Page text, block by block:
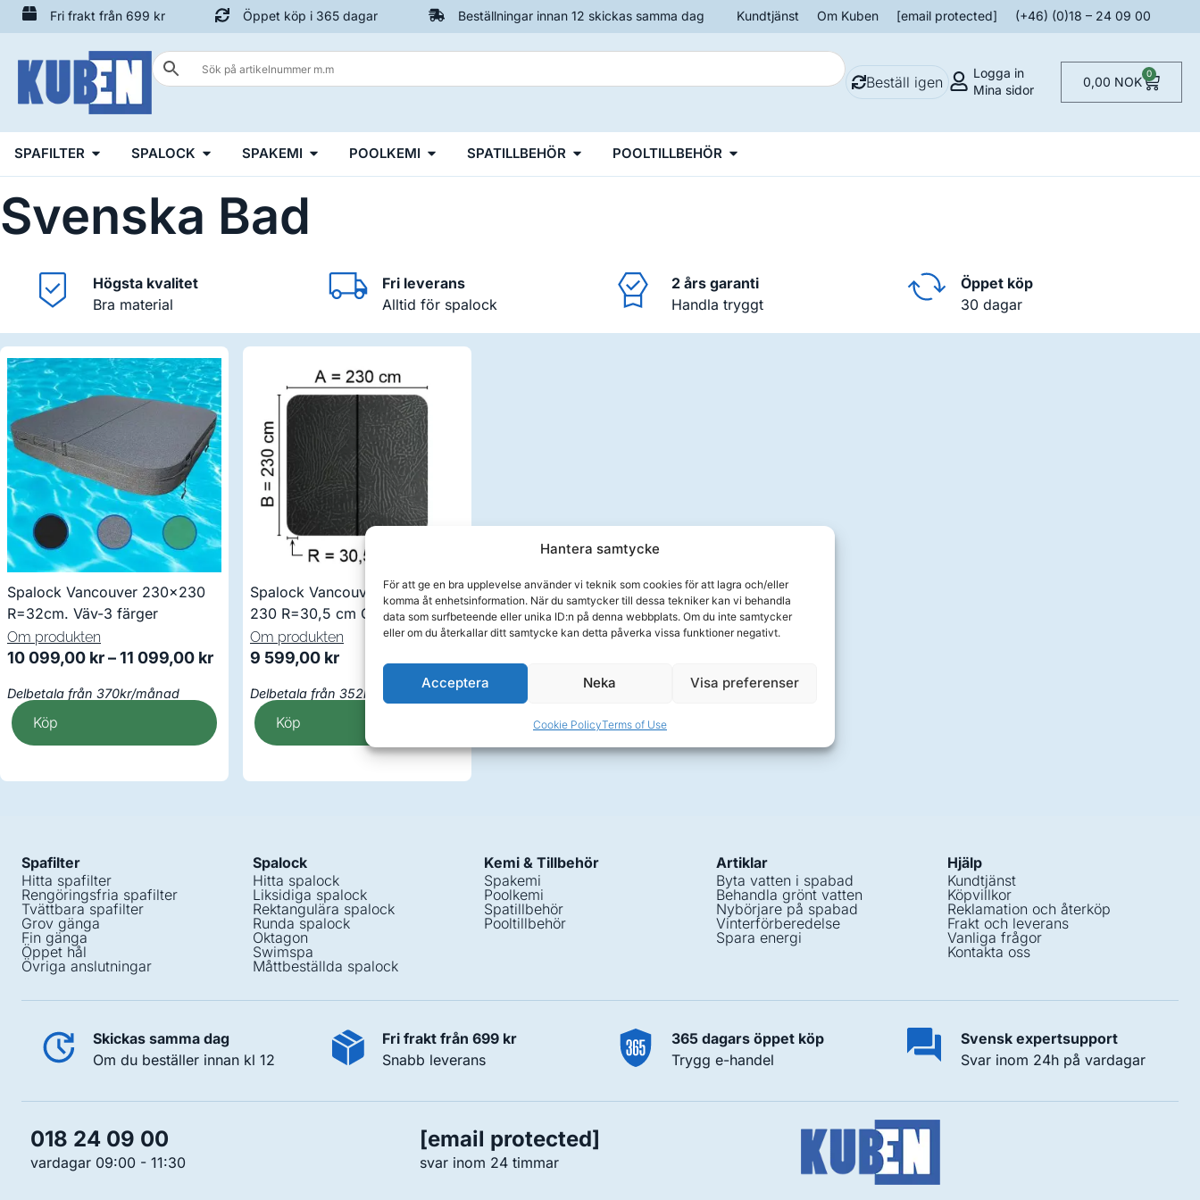
Hantera samtycke
För att ge en bra upplevelse använder vi teknik som cookies för att lagra och/eller
komma åt enhetsinformation. När du samtycker till dessa tekniker kan vi behandla
data som surfbeteende eller unika ID:n på denna webbplats. Om du inte samtycker
eller om du återkallar ditt samtycke kan detta påverka vissa funktioner negativt.
Acceptera Neka Visa preferenser
Cookie PolicyTerms of Use
Fri frakt från 699 kr Öppet köp i 365 dagar Beställningar innan 12 skickas samma dag Kundtjänst Om Kuben [email protected] (+46) (0)18 – 24 09 00
Beställ igen
Logga in
Mina sidor
0,00 NOK
0
SPAFILTER SPALOCK SPAKEMI POOLKEMI SPATILLBEHÖR POOLTILLBEHÖR
Svenska Bad
Högsta kvalitet
Bra material
Fri leverans
Alltid för spalock
2 års garanti
Handla tryggt
Öppet köp
30 dagar
Spalock Vancouver 230×230
R=32cm. Väv-3 färger
Om produkten
10 099,00 kr–11 099,00 kr
Delbetala från 370kr/månad
Köp
Spalock Vancouver m.fl. 230 x
230 R=30,5 cm Grått
Om produkten
9 599,00 kr
Delbetala från 352kr/månad
Köp
Spafilter
Hitta spafilter
Rengöringsfria spafilter
Tvättbara spafilter
Grov gänga
Fin gänga
Öppet hål
Övriga anslutningar
Spalock
Hitta spalock
Liksidiga spalock
Rektangulära spalock
Runda spalock
Oktagon
Swimspa
Måttbeställda spalock
Kemi & Tillbehör
Spakemi
Poolkemi
Spatillbehör
Pooltillbehör
Artiklar
Byta vatten i spabad
Behandla grönt vatten
Nybörjare på spabad
Vinterförberedelse
Spara energi
Hjälp
Kundtjänst
Köpvillkor
Reklamation och återköp
Frakt och leverans
Vanliga frågor
Kontakta oss
Skickas samma dag
Om du beställer innan kl 12
Fri frakt från 699 kr
Snabb leverans
365 dagars öppet köp
Trygg e-handel
Svensk expertsupport
Svar inom 24h på vardagar
018 24 09 00
vardagar 09:00 - 11:30
[email protected]
svar inom 24 timmar